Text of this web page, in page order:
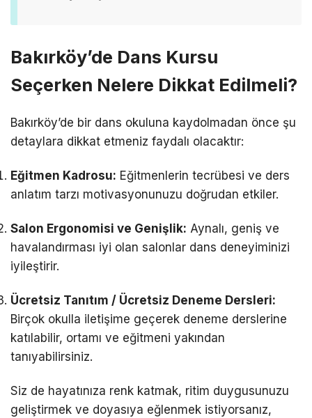
Bakırköy’de Dans Kursu
Seçerken Nelere Dikkat Edilmeli?
Bakırköy’de bir dans okuluna kaydolmadan önce şu
detaylara dikkat etmeniz faydalı olacaktır:
Eğitmen Kadrosu: Eğitmenlerin tecrübesi ve ders
anlatım tarzı motivasyonunuzu doğrudan etkiler.
Salon Ergonomisi ve Genişlik: Aynalı, geniş ve
havalandırması iyi olan salonlar dans deneyiminizi
iyileştirir.
Ücretsiz Tanıtım / Ücretsiz Deneme Dersleri:
Birçok okulla iletişime geçerek deneme derslerine
katılabilir, ortamı ve eğitmeni yakından
tanıyabilirsiniz.
Siz de hayatınıza renk katmak, ritim duygusunuzu
geliştirmek ve doyasıya eğlenmek istiyorsanız,